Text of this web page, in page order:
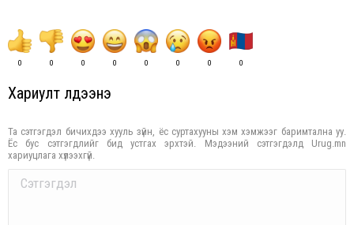
0 0 0 0 0 0 0 0
Хариулт үлдээнэ үү
Та сэтгэгдэл бичихдээ хууль зүйн, ёс суртахууны хэм хэмжээг баримтална уу.
Ёс бус сэтгэгдлийг бид устгах эрхтэй. Мэдээний сэтгэгдэлд Urug.mn
хариуцлага хүлээхгүй.
Comment